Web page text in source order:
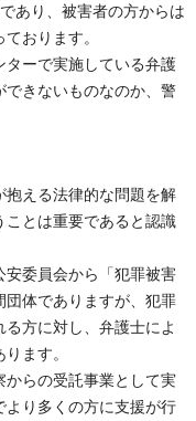
あり、被害者の方からは
おります。
ターで実施している弁護
きないものなのか、警
抱える法律的な問題を解
とは重要であると認識
委員会から「犯罪被害
体でありますが、犯罪
方に対し、弁護士によ
ます。
からの受託事業として実
り多くの方に支援が行